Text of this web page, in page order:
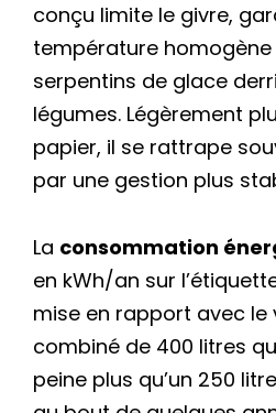
conçu limite le givre,
température homogène
serpentins de glace
légumes. Légèrement
papier, il se rattrape
par une gestion plus
La consommation
en kWh/an sur
mise en rapport avec le
combiné de 400 litres
peine plus qu’un 250